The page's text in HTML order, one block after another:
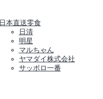
日本直送零食
日清
明星
マルちゃん
ヤマダイ株式会社
サッポロ一番